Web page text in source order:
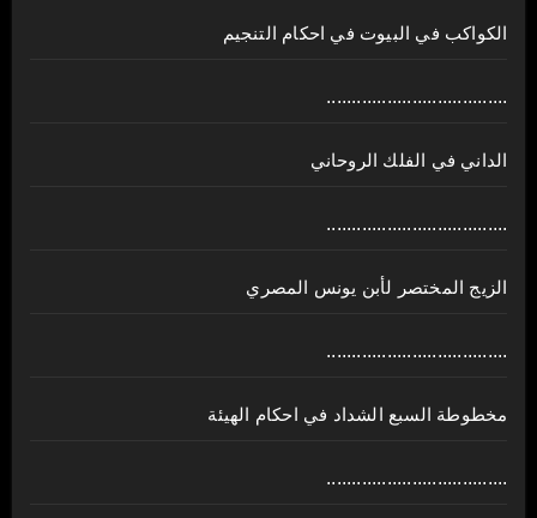
الكواكب في البيوت في احكام التنجيم
....................................
الداني في الفلك الروحاني
....................................
الزيج المختصر لأبن يونس المصري
....................................
مخطوطة السبع الشداد في احكام الهيئة
....................................